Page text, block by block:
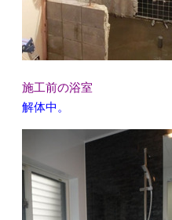
施工前の浴室
解体中。